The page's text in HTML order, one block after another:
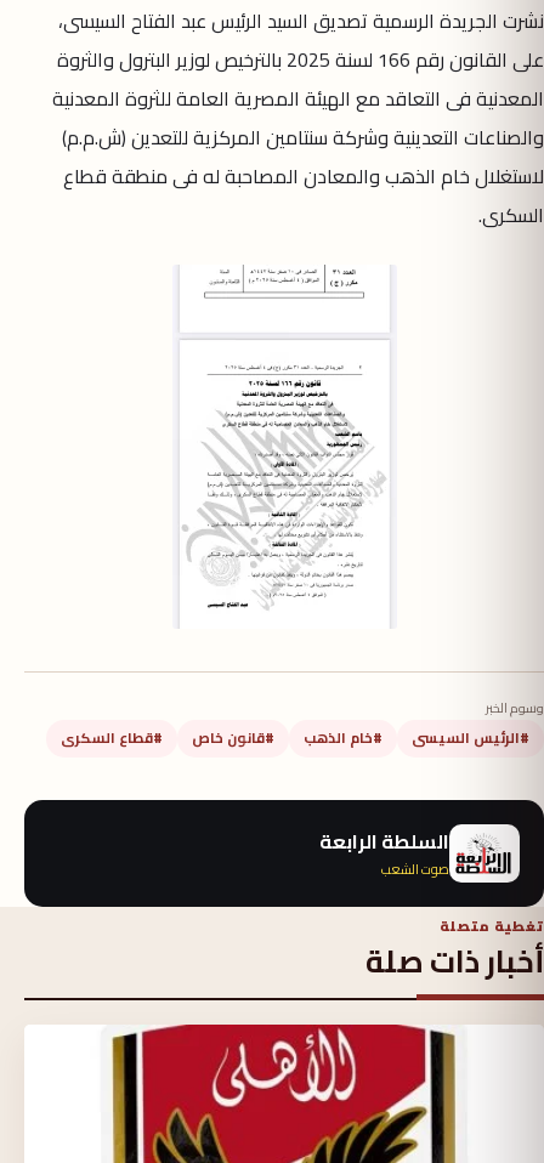
نشرت الجريدة الرسمية تصديق السيد الرئيس عبد الفتاح السيسى،
على القانون رقم 166 لسنة 2025 بالترخيص لوزير البترول والثروة
المعدنية فى التعاقد مع الهيئة المصرية العامة للثروة المعدنية
والصناعات التعدينية وشركة سنتامين المركزية للتعدين (ش.م.م)
لاستغلال خام الذهب والمعادن المصاحبة له فى منطقة قطاع
السكرى.
وسوم الخبر
#الرئيس السيسى #خام الذهب #قانون خاص #قطاع السكرى
السلطة الرابعة
صوت الشعب
تغطية متصلة
أخبار ذات صلة